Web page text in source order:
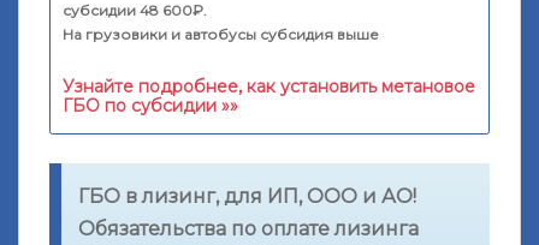
субсидии 48 600₽.
На грузовики и автобусы субсидия выше
Узнайте подробнее, как установить метановое
ГБО по субсидии »»
ГБО в лизинг, для ИП, ООО и АО!
Обязательства по оплате лизинга